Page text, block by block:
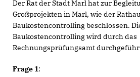
Der Rat der Stadt Marl hat zur
Großprojekten in Marl, wie der
Baukostencontrolling beschlossen.
Baukostencontrolling wird durch das
Rechnungsprüfungsamt
Frage 1: